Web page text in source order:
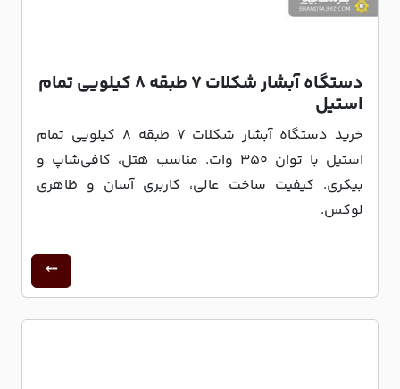
دستگاه آبشار شکلات 7 طبقه 8 کیلویی تمام
استیل
خرید دستگاه آبشار شکلات ۷ طبقه ۸ کیلویی تمام
استیل با توان ۳۵۰ وات. مناسب هتل، کافی‌شاپ و
بیکری. کیفیت ساخت عالی، کاربری آسان و ظاهری
لوکس.